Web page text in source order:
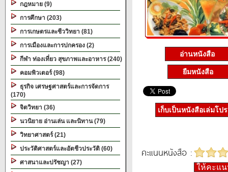
กฎหมาย (9)
การศึกษา (203)
การเกษตรและชีววิทยา (81)
การเมืองและการปกครอง (2)
กีฬา ท่องเที่ยว สุขภาพและอาหาร (240)
คอมพิวเตอร์ (98)
ธุรกิจ เศรษฐศาสตร์และการจัดการ
(170)
จิตวิทยา (36)
นวนิยาย อ่านเล่น และนิทาน (79)
วิทยาศาสตร์ (21)
ประวัติศาสตร์และอัตชีวประวัติ (60)
ศาสนาและปรัชญา (27)
อ่านหนังสือ
ยืมหนังสือ
เก็บเป็นหนังสือเล่มโป
คะแนนหนังสือ :
ให้คะแ